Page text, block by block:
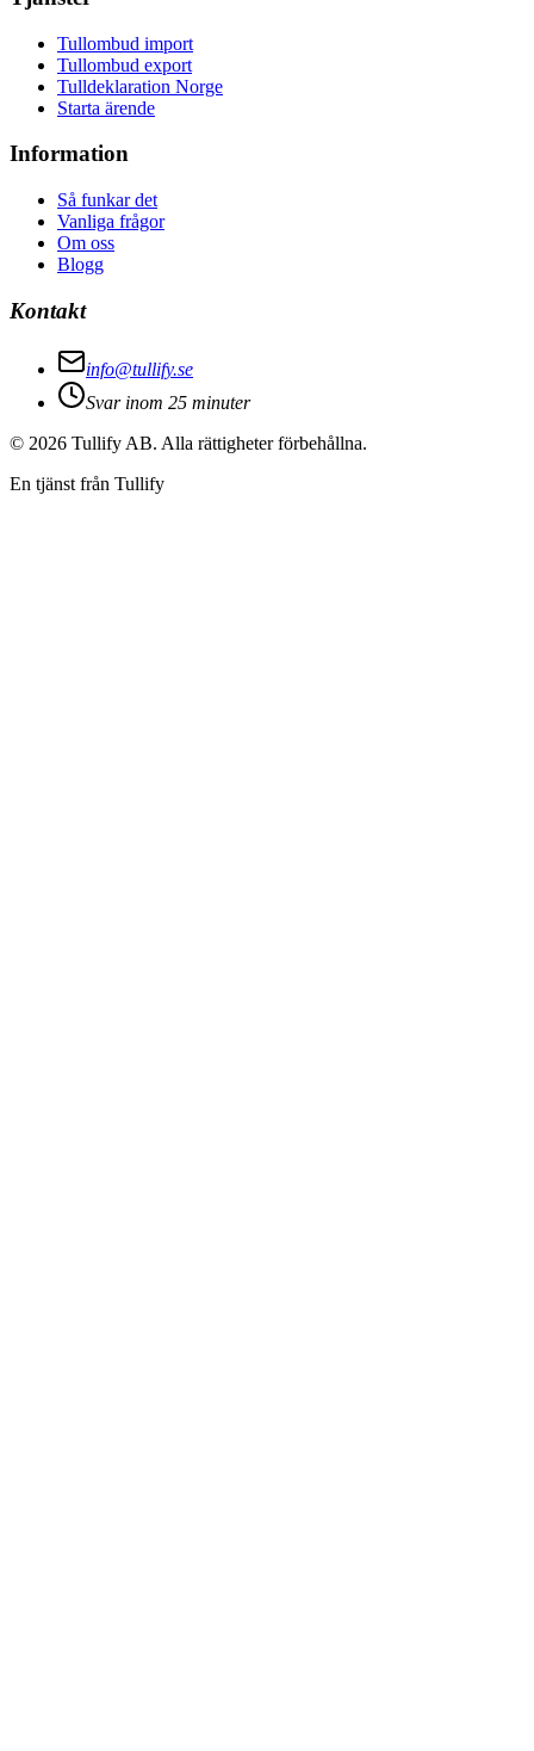
Tullombud import
Tullombud export
Tulldeklaration Norge
Starta ärende
Information
Så funkar det
Vanliga frågor
Om oss
Blogg
Kontakt
info@tullify.se
Svar inom 25 minuter
© 2026 Tullify AB. Alla rättigheter förbehållna.
En tjänst från Tullify